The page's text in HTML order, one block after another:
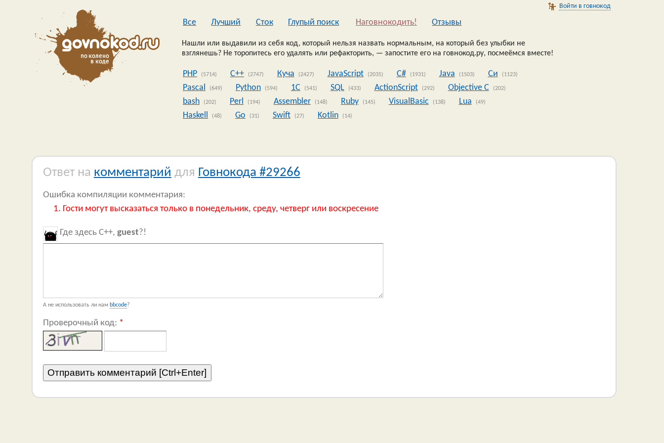
Войти в говнокод
Все Лучший Сток Глупый поиск Наговнокодить! Oтзывы
Нашли или выдавили из себя код, который нельзя назвать нормальным, на который без улыбки не
взглянешь? Не торопитесь его удалять или рефакторить, — запостите его на говнокод.ру, посмеёмся вместе!
PHP (5714) C++ (2747) Куча (2427) JavaScript (2035) C# (1931) Java (1503) Си (1123)
Pascal (649) Python (594) 1C (541) SQL (433) ActionScript (292) Objective C (202)
bash (202) Perl (194) Assembler (148) Ruby (145) VisualBasic (138) Lua (49)
Haskell (48) Go (31) Swift (27) Kotlin (14)
Ответ на комментарий для Говнокода #29266
Ошибка компиляции комментария:
Гости могут высказаться только в понедельник, среду, четверг или воскресение
Где здесь C++, guest?!
А не использовать ли нам bbcode?
Проверочный код: *